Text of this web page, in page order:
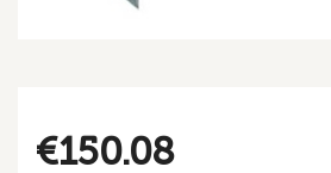
€150.08